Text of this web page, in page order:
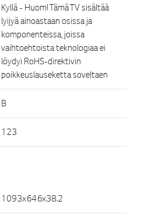
Kyllä - Huom! Tämä TV sisältää
lyijyä ainoastaan osissa ja
komponenteissa, joissa
vaihtoehtoista teknologiaa ei
löydyi RoHS-direktivin
poikkeuslauseketta soveltaen
B
123
1093x646x38.2